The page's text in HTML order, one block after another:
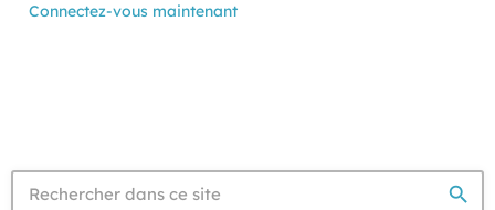
Connectez-vous maintenant
search